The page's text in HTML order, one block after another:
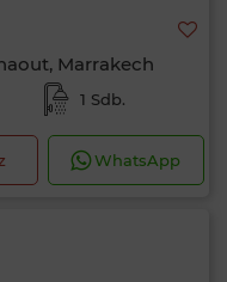
Marrakech
1 Sdb.
WhatsApp